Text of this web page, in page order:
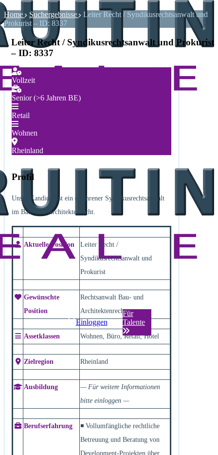
Einloggen
Für
Talente
Home Suchergebnisse
Leiter Recht / Syndikusrechtsanwalt und
Prokurist – ID: 8337
Leiter Recht / Syndikusrechtsanwalt und Prokurist
– ID: 8337
Vollzeit
Senior (>6 Jahren BE)
Retail
Wohnen
Rheinland
Profil
Unser Kandidat ist ein erfahrener Syndikusrechtsanwalt
im Bau- und Architektenrecht.
Aktuelle Position
Leiter Recht /
Syndikusrechtsanwalt und
Prokurist
Gewünschte
Position
Rechtsanwalt Bau- und
Architektenrecht
Assetklassen Wohnen, Büro, Retail, Hotel
Zielregion Rheinland
Ausbildung
— Für weitere Informationen
bitte einloggen —
Berufserfahrung
◾ Vollumfängliche rechtliche
Betreuung und Beratung von
Development-Projekten über